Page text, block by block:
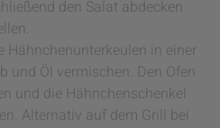
den Salat abdecken
in einer
und Öl vermischen. Den Ofen
und die Hähnchenschenkel
Alternativ auf dem Grill bei